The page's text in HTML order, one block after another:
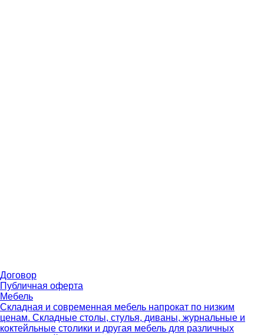
Договор
Публичная оферта
Мебель
Складная и современная мебель напрокат по низким
ценам. Складные столы, стулья, диваны, журнальные и
коктейльные столики и другая мебель для различных